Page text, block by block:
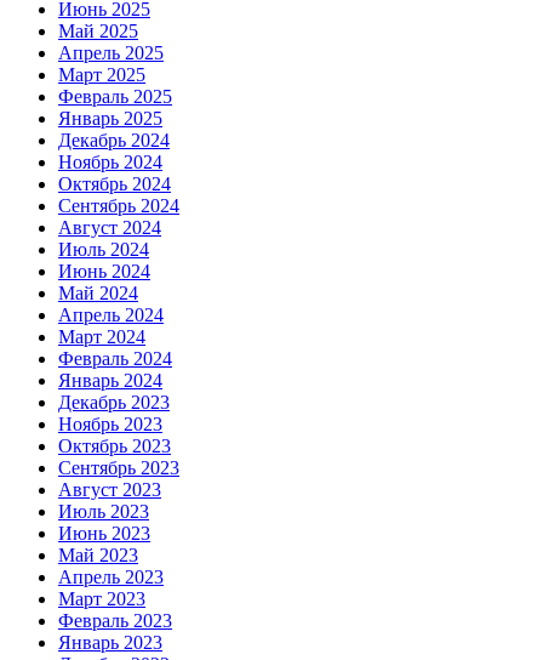
Июнь 2025
Май 2025
Апрель 2025
Март 2025
Февраль 2025
Январь 2025
Декабрь 2024
Ноябрь 2024
Октябрь 2024
Сентябрь 2024
Август 2024
Июль 2024
Июнь 2024
Май 2024
Апрель 2024
Март 2024
Февраль 2024
Январь 2024
Декабрь 2023
Ноябрь 2023
Октябрь 2023
Сентябрь 2023
Август 2023
Июль 2023
Июнь 2023
Май 2023
Апрель 2023
Март 2023
Февраль 2023
Январь 2023